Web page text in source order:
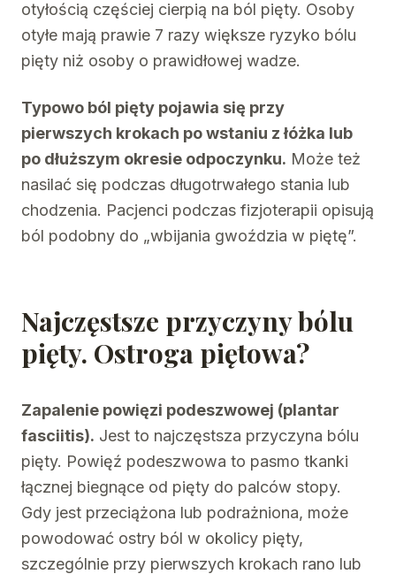
otyłością częściej cierpią na ból pięty. Osoby
otyłe mają prawie 7 razy większe ryzyko bólu
pięty niż osoby o prawidłowej wadze.
Typowo ból pięty pojawia się przy
pierwszych krokach po wstaniu z łóżka lub
po dłuższym okresie odpoczynku. Może też
nasilać się podczas długotrwałego stania lub
chodzenia. Pacjenci podczas fizjoterapii opisują
ból podobny do „wbijania gwoździa w piętę”.
Najczęstsze przyczyny bólu
pięty. Ostroga piętowa?
Zapalenie powięzi podeszwowej (plantar
fasciitis). Jest to najczęstsza przyczyna bólu
pięty. Powięź podeszwowa to pasmo tkanki
łącznej biegnące od pięty do palców stopy.
Gdy jest przeciążona lub podrażniona, może
powodować ostry ból w okolicy pięty,
szczególnie przy pierwszych krokach rano lub